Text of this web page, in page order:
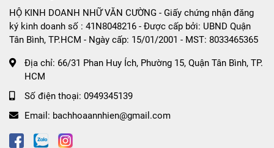
HỘ KINH DOANH NHỮ VĂN CƯỜNG - Giấy chứng nhận đăng
ký kinh doanh số : 41N8048216 - Được cấp bởi: UBND Quận
Tân Bình, TP.HCM - Ngày cấp: 15/01/2001 - MST: 8033465365
Địa chỉ: 66/31 Phan Huy Ích, Phường 15, Quận Tân Bình, TP.
HCM
Số điện thoại: 0949345139
Email: bachhoaannhien@gmail.com